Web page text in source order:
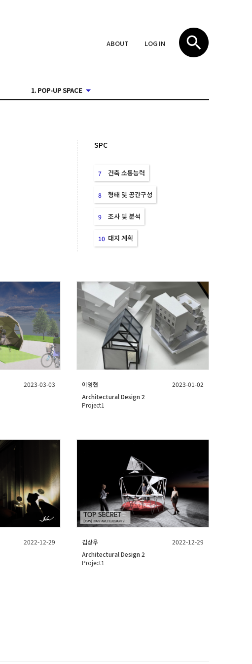
ABOUT LOG IN
1. POP-UP SPACE
SPC
7 건축 소통능력
8 형태 및 공간구성
9 조사 및 분석
10 대지 계획
2023-03-03
이영현
2023-01-02
Architectural Design 2
Project1
2022-12-29
김상우
2022-12-29
Architectural Design 2
Project1